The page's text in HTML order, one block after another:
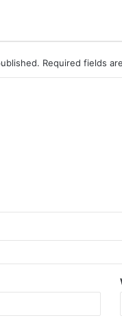
Required fields